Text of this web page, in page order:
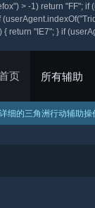
> -1) return "FF";
return "IE7"; } if
页 所有辅助
APEX辅助
暗区突围
DNF辅助
永劫无间
CS2辅助
无畏契约
绝地求生
三角洲行
查看所有
细的三角洲行动辅助